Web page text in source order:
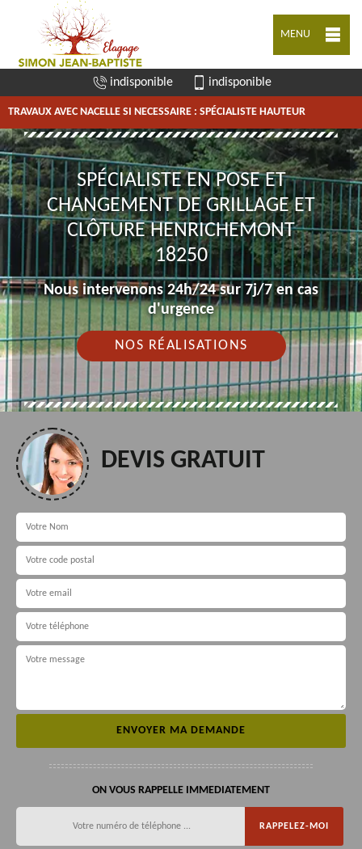
MENU
indisponible indisponible
TRAVAUX AVEC NACELLE SI NECESSAIRE : SPÉCIALISTE HAUTEUR
SPÉCIALISTE EN POSE ET
CHANGEMENT DE GRILLAGE ET
CLÔTURE HENRICHEMONT
18250
Nous intervenons 24h/24 sur 7j/7 en cas
d'urgence
NOS RÉALISATIONS
DEVIS GRATUIT
ON VOUS RAPPELLE IMMEDIATEMENT